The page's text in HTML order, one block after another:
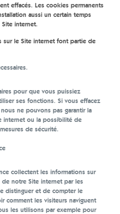
effacés. Les cookies permanents
aussi un certain temps
internet.
sur le Site internet font partie de
pour que vous puissiez
ses fonctions. Si vous effacez
ne pouvons pas garantir la
internet ou la possibilité de
de sécurité.
collectent les informations sur
notre Site internet par les
distinguer et de compter le
comment les visiteurs naviguent
les utilisons par exemple pour